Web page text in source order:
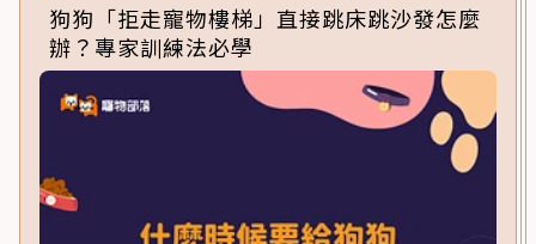
狗狗「拒走寵物樓梯」直接跳床跳沙發怎麼
辦？專家訓練法必學